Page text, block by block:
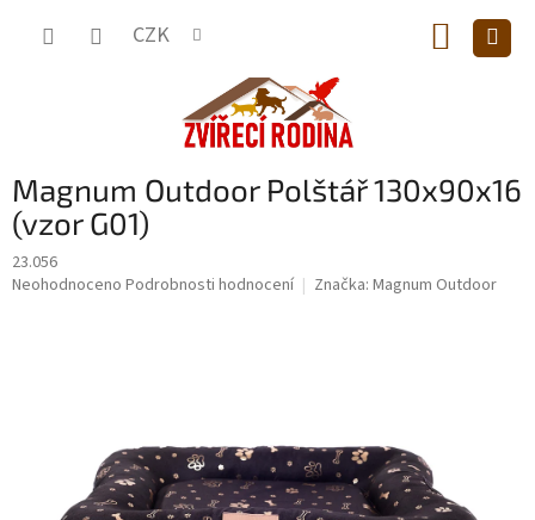
CZK
KOŠÍK
Magnum Outdoor Polštář 130x90x16
(vzor G01)
23.056
Průměrné
Neohodnoceno Podrobnosti hodnocení Značka: Magnum Outdoor